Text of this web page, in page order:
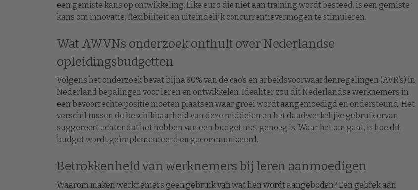
een gemiste kans op ontwikkeling. Elke euro die niet aan training wordt besteed, is een gemiste
kans om innovatie, flexibiliteit en uiteindelijk concurrentievermogen te stimuleren.
Wat AWVNs onderzoek onthult over Nederlandse
opleidingsbudgetten
Volgens het onderzoek bevat bijna 80% van de cao’s en arbeidsvoorwaardenregelingen (AVR’s) in
Nederland bepalingen voor leren en ontwikkelen. Idealiter zou dit Nederlandse werknemers in
een bevoorrechte positie moeten plaatsen waar groei wordt aangemoedigd en ondersteund. Het
verschil tussen de beschikbaarheid van deze middelen en het daadwerkelijke gebruik ervan
suggereert echter dat het hebben van een budget niet genoeg is. Waar het om gaat, is hoe dit
budget wordt geïmplementeerd en gecommuniceerd.
Betrokkenheid van werknemers bij leren aanmoedigen
Waarom maken werknemers geen gebruik van wat hen wordt aangeboden? Een gebrek aan